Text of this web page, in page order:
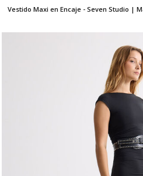
Vestido Maxi en Encaje - Seven Studio |